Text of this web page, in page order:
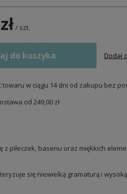
/ szt.
do koszyka Dodaj
w ciągu 14dni od zakupu bez
od 249,00 zł
piłeczek, basenu oraz miękkich
się niewielką gramaturą i